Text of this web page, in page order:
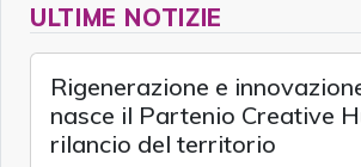
ULTIME NOTIZIE
Rigenerazione e
nasce il Partenio Creative
rilancio del territorio